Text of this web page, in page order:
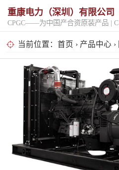
重康电力（深圳）有限公司
当前位置： 首页 › 产品中心 ›
固定开架式
超静音型
移动电站